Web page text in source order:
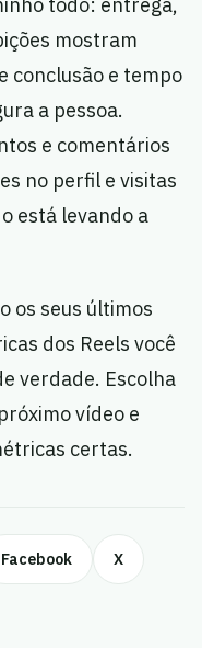
todo: entrega,
mostram
conclusão e tempo
a pessoa.
e comentários
no perfil e visitas
está levando a
os seus últimos
dos Reels você
verdade. Escolha
vídeo e
certas.
Facebook X